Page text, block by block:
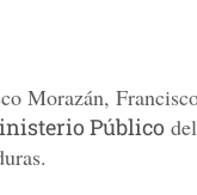
Morazán,
Público